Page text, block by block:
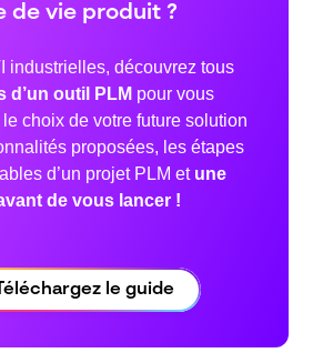
de vie produit ?
industrielles, découvrez tous
d’un outil PLM pour vous
choix de votre future solution
proposées, les étapes
d’un projet PLM et une
de vous lancer !
Téléchargez le guide